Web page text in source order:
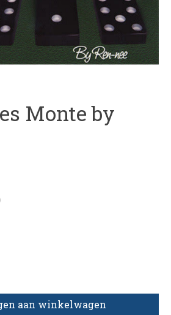
Monte by
dit product is
aan winkelwagen